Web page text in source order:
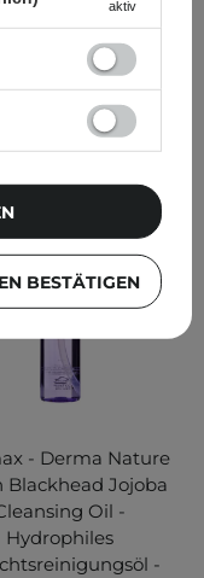
666
20,00 €
DEN WARENKORB
- Derma Nature
Blackhead Jojoba
Oil -
Hydrophiles
-
aktiv
BESTÄTIGEN